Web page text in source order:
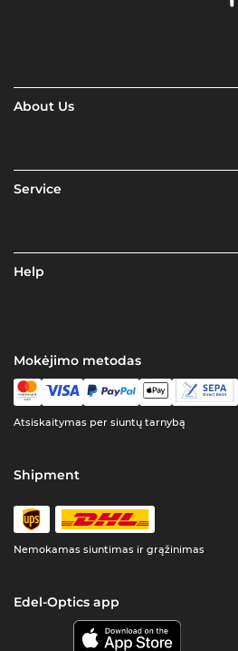
About Us
Service
Help
Mokėjimo metodas
Atsiskaitymas per siuntų tarnybą
Shipment
Nemokamas siuntimas ir grąžinimas
Edel-Optics app